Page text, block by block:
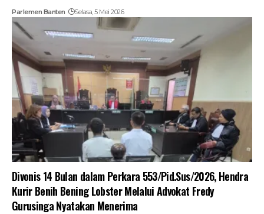
Parlemen Banten Selasa, 5 Mei 2026
Divonis 14 Bulan dalam Perkara 553/Pid.Sus/2026, Hendra
Kurir Benih Bening Lobster Melalui Advokat Fredy
Gurusinga Nyatakan Menerima